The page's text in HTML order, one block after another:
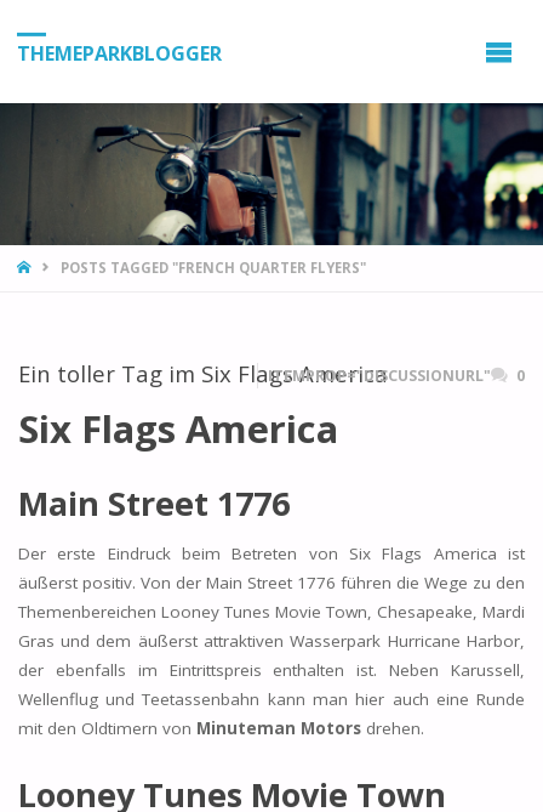
THEMEPARKBLOGGER
HOMEPOSTS TAGGED "FRENCH QUARTER FLYERS"
Ein toller Tag im Six Flags America
ITEMPROP="DISCUSSIONURL" 0
Six Flags America
Main Street 1776
Der erste Eindruck beim Betreten von Six Flags America ist
äußerst positiv. Von der Main Street 1776 führen die Wege zu den
Themenbereichen Looney Tunes Movie Town, Chesapeake, Mardi
Gras und dem äußerst attraktiven Wasserpark Hurricane Harbor,
der ebenfalls im Eintrittspreis enthalten ist. Neben Karussell,
Wellenflug und Teetassenbahn kann man hier auch eine Runde
mit den Oldtimern von Minuteman Motorsdrehen.
Looney Tunes Movie Town